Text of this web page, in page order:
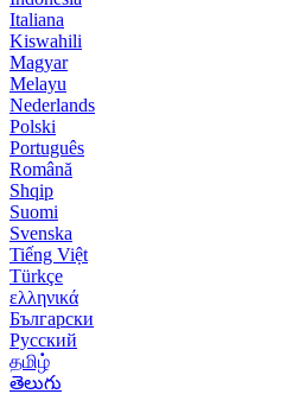
Italiana
Kiswahili
Magyar
Melayu
Nederlands
Polski
Português
Română
Shqip
Suomi
Svenska
Tiếng Việt
Türkçe
ελληνικά
Български
Русский
தமிழ்
తెలుగు